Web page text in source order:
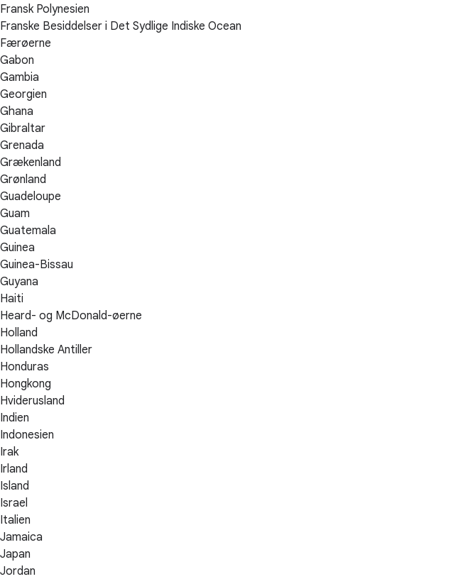
Fransk Polynesien
Franske Besiddelser i Det Sydlige Indiske Ocean
Færøerne
Gabon
Gambia
Georgien
Ghana
Gibraltar
Grenada
Grækenland
Grønland
Guadeloupe
Guam
Guatemala
Guinea
Guinea-Bissau
Guyana
Haiti
Heard- og McDonald-øerne
Holland
Hollandske Antiller
Honduras
Hongkong
Hviderusland
Indien
Indonesien
Irak
Irland
Island
Israel
Italien
Jamaica
Japan
Jordan